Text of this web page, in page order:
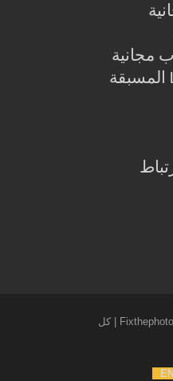
مجانية
إعدادات Lightroom المسبقة
© حقوق النشر 2026 Fixthephoto.com | كل